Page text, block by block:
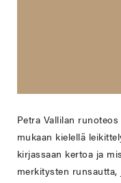
Petra Vallilan
mukaan kielellä
kirjassaan kertoa ja
merkitysten